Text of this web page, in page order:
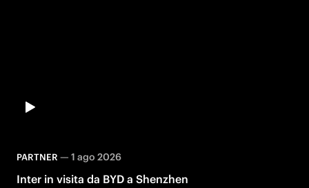
PARTNER — 1 ago 2026
Inter in visita da BYD a Shenzhen